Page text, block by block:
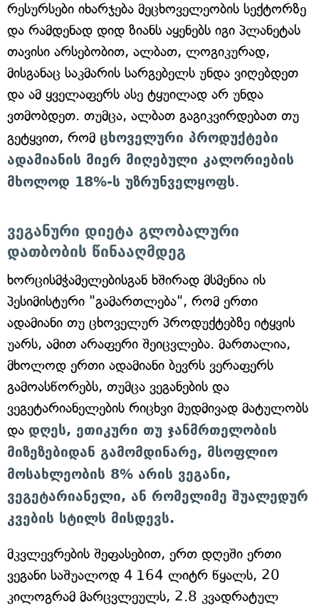
რესურსები იხარჯება მეცხოველეობის სექტორზე
და რამდენად დიდ ზიანს აყენებს იგი პლანეტას
თავისი არსებობით, ალბათ, ლოგიკურად,
მისგანაც საკმარის სარგებელს უნდა ვიღებდეთ
და ამ ყველაფერს ასე ტყუილად არ უნდა
ვთმობდეთ. თუმცა, ალბათ გაგიკვირდებათ თუ
გეტყვით, რომ ცხოველური პროდუქტები
ადამიანის მიერ მიღებული კალორიების
მხოლოდ 18%-ს უზრუნველყოფს.
ვეგანური დიეტა გლობალური
დათბობის წინააღმდეგ
ხორცისმჭამელებისგან ხშირად მსმენია ის
პესიმისტური "გამართლება", რომ ერთი
ადამიანი თუ ცხოველურ პროდუქტებზე იტყვის
უარს, ამით არაფერი შეიცვლება. მართალია,
მხოლოდ ერთი ადამიანი ბევრს ვერაფერს
გამოასწორებს, თუმცა ვეგანების და
ვეგეტარიანელების რიცხვი მუდმივად მატულობს
და დღეს, ეთიკური თუ ჯანმრთელობის
მიზეზებიდან გამომდინარე, მსოფლიო
მოსახლეობის 8% არის ვეგანი,
ვეგეტარიანელი, ან რომელიმე შუალედურ
კვების სტილს მისდევს.
მკვლევრების შეფასებით, ერთ დღეში ერთი
ვეგანი საშუალოდ 4 164 ლიტრ წყალს, 20
კილოგრამ მარცვლეულს, 2.8 კვადრატულ